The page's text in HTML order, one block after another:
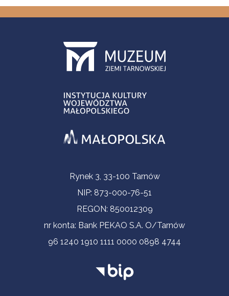
Informacje kontaktoweRynek 3, 33-100 Tarnów
NIP: 873-000-76-51
REGON: 850012309
nr konta: Bank PEKAO S.A. O/Tarnów
96 1240 1910 1111 0000 0898 4744